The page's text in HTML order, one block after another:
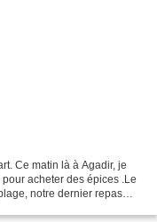
Ce matin là à Agadir, je
acheter des épices .Le
notre dernier repas